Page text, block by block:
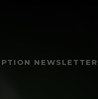
NEWSLETTER